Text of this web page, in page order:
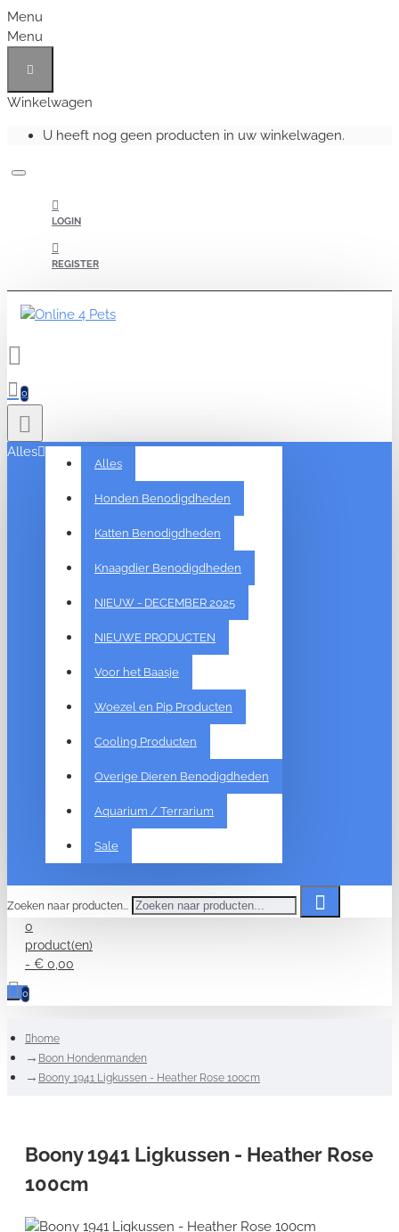
Menu
Menu
Winkelwagen
U heeft nog geen producten in uw winkelwagen.
LOGIN
REGISTER
0
Alles
Alles
Honden Benodigdheden
Katten Benodigdheden
Knaagdier Benodigdheden
NIEUW - DECEMBER 2025
NIEUWE PRODUCTEN
Voor het Baasje
Woezel en Pip Producten
Cooling Producten
Overige Dieren Benodigdheden
Aquarium / Terrarium
Sale
Zoeken naar producten...
0
product(en)
- € 0,00
0
home
Boon Hondenmanden
Boony 1941 Ligkussen - Heather Rose 100cm
Boony 1941 Ligkussen - Heather Rose
100cm